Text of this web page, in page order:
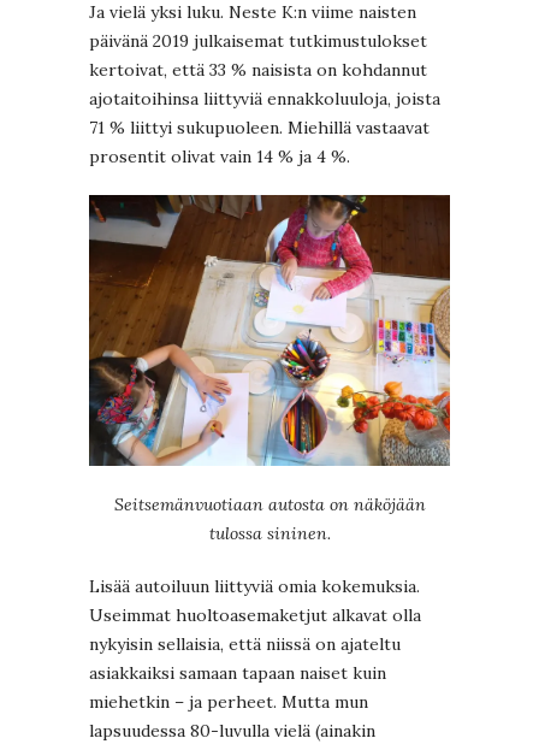
Ja vielä yksi luku. Neste K:n viime naisten
päivänä 2019 julkaisemat tutkimustulokset
kertoivat, että 33 % naisista on kohdannut
ajotaitoihinsa liittyviä ennakkoluuloja, joista
71 % liittyi sukupuoleen. Miehillä vastaavat
prosentit olivat vain 14 % ja 4 %.
Seitsemänvuotiaan autosta on näköjään
tulossa sininen.
Lisää autoiluun liittyviä omia kokemuksia.
Useimmat huoltoasemaketjut alkavat olla
nykyisin sellaisia, että niissä on ajateltu
asiakkaiksi samaan tapaan naiset kuin
miehetkin – ja perheet. Mutta mun
lapsuudessa 80-luvulla vielä (ainakin